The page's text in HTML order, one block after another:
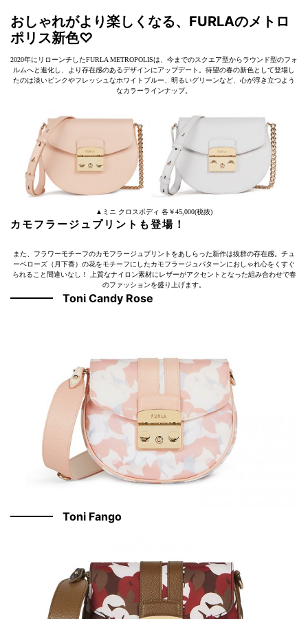
おしゃれがより楽しくなる、FURLAのメトロ
ポリス新色♡
2020年にリローンチしたFURLA METROPOLISは、今までのスクエア型からラウンド型のフォ
ルムへと進化し、より存在感のあるデザインにアップデート。待望の春の新色として登場し
たのは淡いピンクやフレッシュなホワイトブルー、明るいグリーンなど、心が浮き立つよう
なカラーラインナップ。
▲ミニ クロスボディ 各￥45,000(税抜)
カモフラージュプリントも登場！
また、フラワーモチーフのカモフラージュプリントをあしらった新作は抜群の存在感。チュ
ーベローズ（月下香）の花をモチーフにしたカモフラージュパターンにおしゃれ心をくすぐ
られること間違いなし！ 上質なナイロン素材にレザーがアクセントとなった組み合わせで春
のファッションを盛り上げます。
Toni Candy Rose
Toni Fango